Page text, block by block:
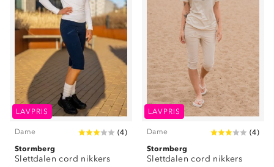
LAVPRIS
Dame (4)
Stormberg
Slettdalen cord nikkers
LAVPRIS
Dame (4)
Stormberg
Slettdalen cord nikkers